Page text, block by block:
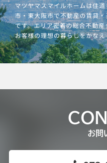
マツヤマスマイルホームは住
市・東大阪市で不動産の賃貸
です。エリア密着の総合不動
お客様の理想の暮らしをかな
お問